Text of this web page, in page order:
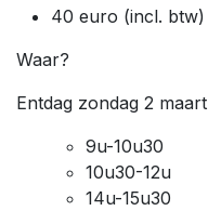
40 euro (incl.
Waar?
Entdag zondag 2
9u-10u30
10u30-12u
14u-15u30